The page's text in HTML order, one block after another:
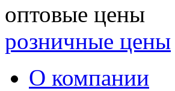
оптовые цены
розничные цены
О компании